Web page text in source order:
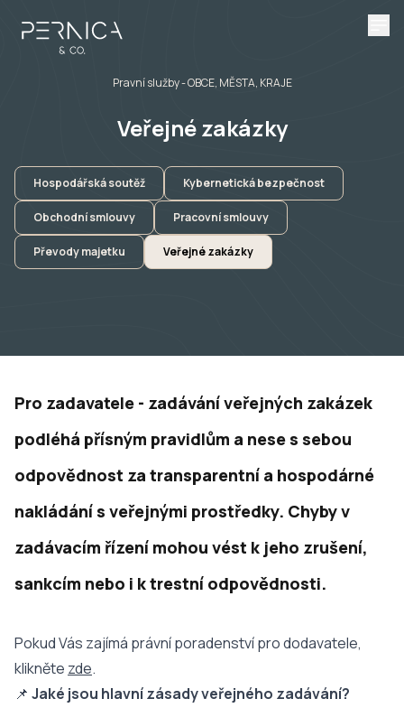
Pravní služby- OBCE, MĚSTA, KRAJE
Veřejné zakázky
Hospodářská soutěž Kybernetická bezpečnost
Obchodní smlouvy Pracovní smlouvy
Převody majetku Veřejné zakázky
Pro zadavatele - zadávání veřejných zakázek
podléhá přísným pravidlům a nese s sebou
odpovědnost za transparentní a hospodárné
nakládání s veřejnými prostředky. Chyby v
zadávacím řízení mohou vést k jeho zrušení,
sankcím nebo i k trestní odpovědnosti.
Pokud Vás zajímá právní poradenství pro dodavatele,
klikněte zde.
📌 Jaké jsou hlavní zásady veřejného zadávání?